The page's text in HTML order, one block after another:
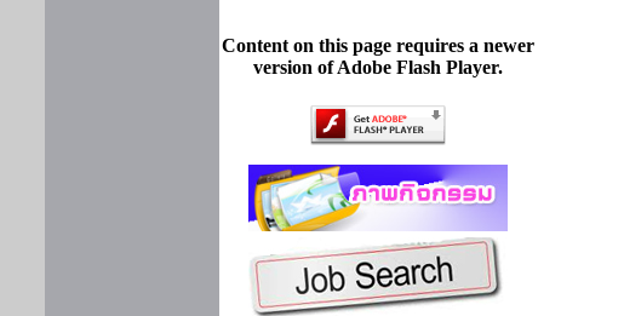
Content on this page requires a newer
version of Adobe Flash Player.